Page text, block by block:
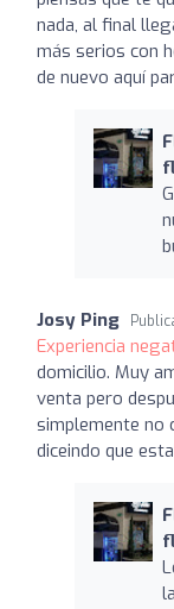
nada, al final
más serios con
de nuevo aquí
Josy Ping
Experiencia
domicilio. Muy
venta pero
simplemente no
diceindo que